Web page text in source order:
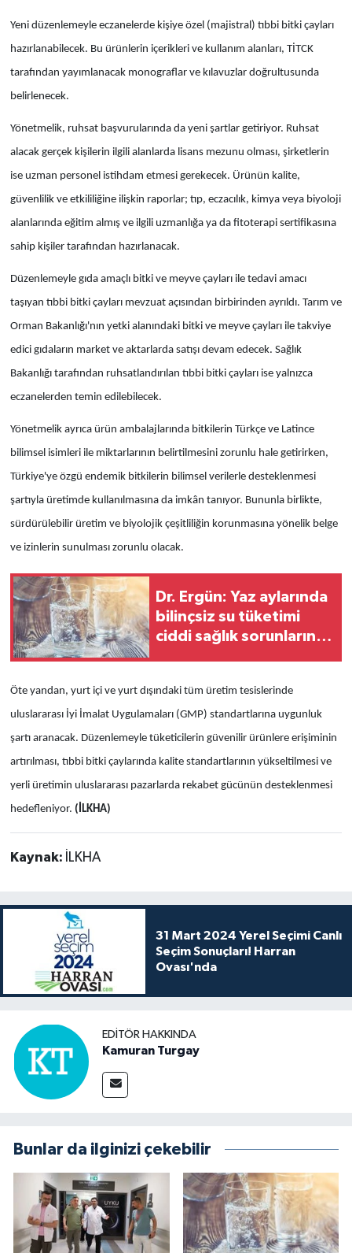
Yeni düzenlemeyle eczanelerde kişiye özel (majistral) tıbbi bitki çayları
hazırlanabilecek. Bu ürünlerin içerikleri ve kullanım alanları, TİTCK
tarafından yayımlanacak monograflar ve kılavuzlar doğrultusunda
belirlenecek.
Yönetmelik, ruhsat başvurularında da yeni şartlar getiriyor. Ruhsat
alacak gerçek kişilerin ilgili alanlarda lisans mezunu olması, şirketlerin
ise uzman personel istihdam etmesi gerekecek. Ürünün kalite,
güvenlilik ve etkililiğine ilişkin raporlar; tıp, eczacılık, kimya veya biyoloji
alanlarında eğitim almış ve ilgili uzmanlığa ya da fitoterapi sertifikasına
sahip kişiler tarafından hazırlanacak.
Düzenlemeyle gıda amaçlı bitki ve meyve çayları ile tedavi amacı
taşıyan tıbbi bitki çayları mevzuat açısından birbirinden ayrıldı. Tarım ve
Orman Bakanlığı'nın yetki alanındaki bitki ve meyve çayları ile takviye
edici gıdaların market ve aktarlarda satışı devam edecek. Sağlık
Bakanlığı tarafından ruhsatlandırılan tıbbi bitki çayları ise yalnızca
eczanelerden temin edilebilecek.
Yönetmelik ayrıca ürün ambalajlarında bitkilerin Türkçe ve Latince
bilimsel isimleri ile miktarlarının belirtilmesini zorunlu hale getirirken,
Türkiye'ye özgü endemik bitkilerin bilimsel verilerle desteklenmesi
şartıyla üretimde kullanılmasına da imkân tanıyor. Bununla birlikte,
sürdürülebilir üretim ve biyolojik çeşitliliğin korunmasına yönelik belge
ve izinlerin sunulması zorunlu olacak.
Dr. Ergün: Yaz aylarında
bilinçsiz su tüketimi
ciddi sağlık sorunlarına
Öte yandan, yurt içi ve yurt dışındaki tüm üretim tesislerinde
uluslararası İyi İmalat Uygulamaları (GMP) standartlarına uygunluk
şartı aranacak. Düzenlemeyle tüketicilerin güvenilir ürünlere erişiminin
artırılması, tıbbi bitki çaylarında kalite standartlarının yükseltilmesi ve
yerli üretimin uluslararası pazarlarda rekabet gücünün desteklenmesi
hedefleniyor. (İLKHA)
Kaynak: İLKHA
31 Mart 2024 Yerel Seçimi Canlı
Seçim Sonuçları! Harran
Ovası'nda
EDITÖR HAKKINDA
Kamuran Turgay
Bunlar da ilginizi çekebilir